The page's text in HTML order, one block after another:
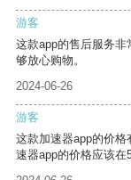
游客
这款app的售后服务
够放心购物。
2024-06-26
游客
这款加速器app的价
速器app的价格应该在